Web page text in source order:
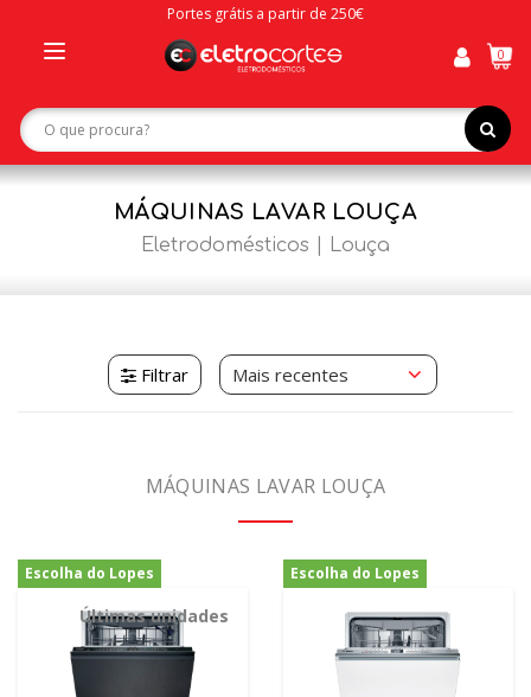
Portes grátis a partir de 250€
navigation
0
MÁQUINAS LAVAR LOUÇA
Eletrodomésticos Louça
Filtrar
MÁQUINAS LAVAR LOUÇA
Escolha do Lopes
Últimas unidades
-24%
Escolha do Lopes
-20%